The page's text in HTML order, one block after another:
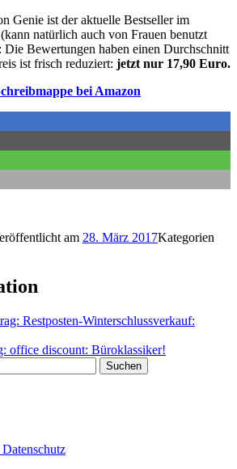
Genie ist der aktuelle Bestseller im
natürlich auch von Frauen benutzt
Bewertungen haben einen Durchschnitt
ist frisch reduziert: jetzt nur 17,90 Euro.
bei Amazon
am 28. März 2017Kategorien
Restposten-Winterschlussverkauf:
office discount: Büroklassiker!
Suchen